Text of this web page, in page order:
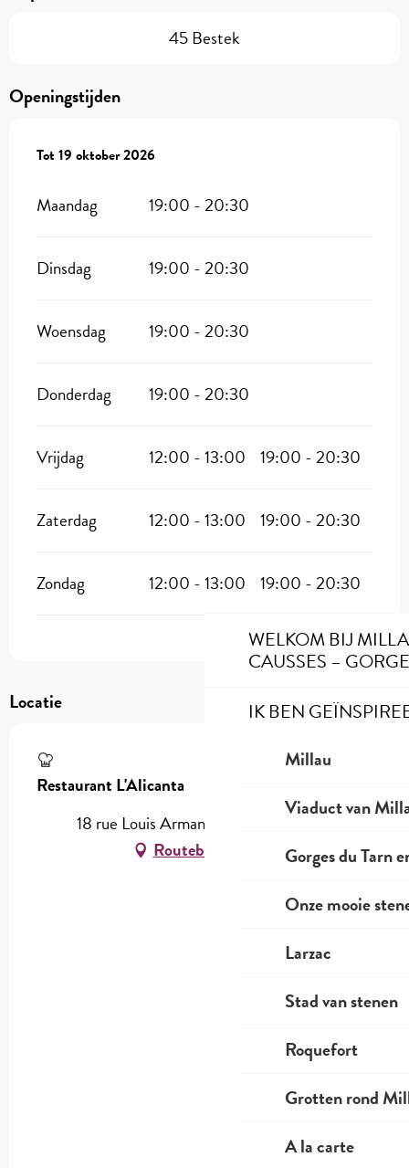
WELKOM BIJ
CAUSSES –
IK BEN
Millau
Viaduct van
Gorges du Tarn
Onze mooie
Larzac
Stad van stenen
Roquefort
Grotten rond
A la carte
45 Bestek
Openingstijden
Vanaf 3 april 2026tot
Tot 19 oktober 2026
Maandag 19:00 - 20:30
Dinsdag 19:00 - 20:30
Woensdag 19:00 - 20:30
Donderdag 19:00 - 20:30
Vrijdag 12:00 - 13:00 19:00 - 20:30
Zaterdag 12:00 - 13:00 19:00 - 20:30
Zondag 12:00 - 13:00 19:00 - 20:30
Locatie
Restaurant L'Alicanta
18 rue Louis Armand, 48150 Le Rozier
Routebeschrijving